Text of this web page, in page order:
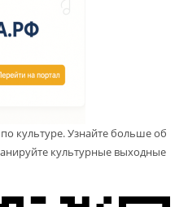
культуре. Узнайте больше об
культурные выходные